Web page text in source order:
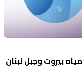
بيروت وجبل لبنان